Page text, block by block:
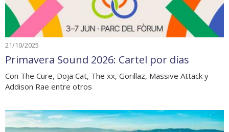
21/10/2025
Primavera Sound 2026: Cartel por días
Con The Cure, Doja Cat, The xx, Gorillaz, Massive Attack y
Addison Rae entre otros